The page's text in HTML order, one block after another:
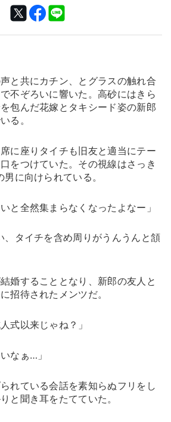
と共にカチン、とグラスの触れ合
不ぞろいに響いた。高砂にはきら
包んだ花嫁とタキシード姿の新郎
る。
に座りタイチも旧友と適当にテー
をつけていた。その視線はさっき
に向けられている。
と全然集まらなくなったよなー」
、タイチを含め周りがうんうんと頷
婚することとなり、新郎の友人と
招待されたメンツだ。
式以来じゃね？」
なぁ…」
れている会話を素知らぬフリをし
と聞き耳をたてていた。